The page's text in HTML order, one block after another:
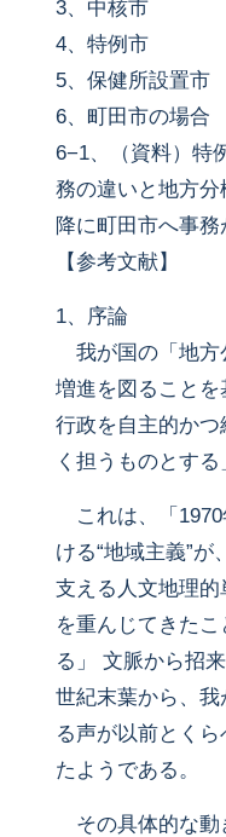
3、中核市
4、特例市
5、保健所設置市
6、町田市の場合
6−1、（資料）特
務の違いと地方分
降に町田市へ事
【参考文献】
1、序論
我が国の「地方
増進を図ること
行政を自主的か
く担うものとする
これは、「1970
ける“地域主義”
支える人文地理的
を重んじてきた
る」 文脈から招
世紀末葉から、
る声が以前とく
たようである。
その具体的な動